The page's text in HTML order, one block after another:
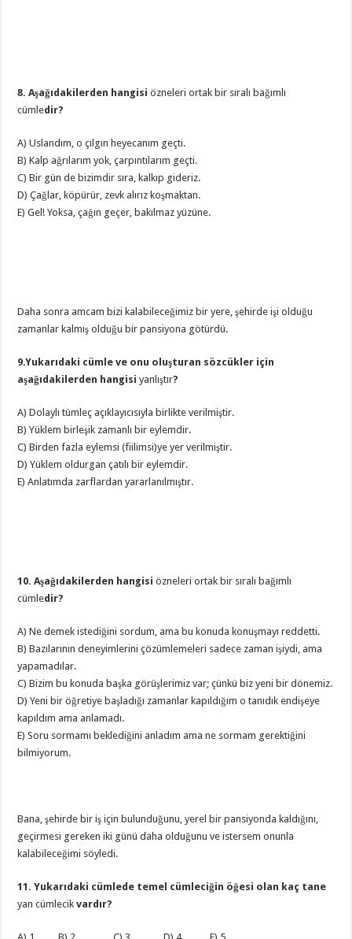
8. Aşağıdakilerden hangisiözneleri ortak bir sıralı bağımlı
cümledir?
A) Uslandım, o çılgın heyecanım geçti.
B) Kalp ağrılarım yok, çarpıntılarım geçti.
C) Bir gün de bizimdir sıra, kalkıp gideriz.
D) Çağlar, köpürür, zevk alırız koşmaktan.
E) Gel! Yoksa, çağın geçer, bakılmaz yüzüne.
Daha sonra amcam bizi kalabileceğimiz bir yere, şehirde işi olduğu
zamanlar kalmış olduğu bir pansiyona götürdü.
9.Yukarıdaki cümle ve onu oluşturan sözcükler için
aşağıdakilerden hangisiyanlıştır?
A) Dolaylı tümleç açıklayıcısıyla birlikte verilmiştir.
B) Yüklem birleşik zamanlı bir eylemdir.
C) Birden fazla eylemsi (fiilimsi)ye yer verilmiştir.
D) Yüklem oldurgan çatılı bir eylemdir.
E) Anlatımda zarflardan yararlanılmıştır.
10. Aşağıdakilerden hangisiözneleri ortak bir sıralı bağımlı
cümledir?
A) Ne demek istediğini sordum, ama bu konuda konuşmayı reddetti.
B) Bazılarının deneyimlerini çözümlemeleri sadece zaman işiydi, ama
yapamadılar.
C) Bizim bu konuda başka görüşlerimiz var; çünkü biz yeni bir dönemiz.
D) Yeni bir öğretiye başladığı zamanlar kapıldığım o tanıdık endişeye
kapıldım ama anlamadı.
E) Soru sormamı beklediğini anladım ama ne sormam gerektiğini
bilmiyorum.
Bana, şehirde bir iş için bulunduğunu, yerel bir pansiyonda kaldığını,
geçirmesi gereken iki günü daha olduğunu ve istersem onunla
kalabileceğimi söyledi.
11. Yukarıdaki cümlede temel cümleciğin öğesi olan kaç tane
yan cümlecik vardır?